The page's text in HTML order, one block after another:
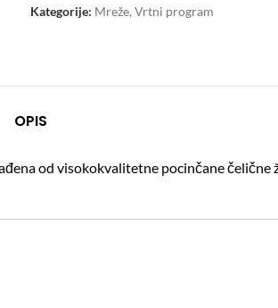
Kategorije: Mreže, Vrtni program
OPIS
od visokokvalitetne pocinčane čelične